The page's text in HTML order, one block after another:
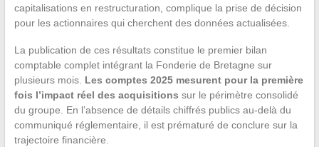
capitalisations en restructuration, complique la prise de décision
pour les actionnaires qui cherchent des données actualisées.
La publication de ces résultats constitue le premier bilan
comptable complet intégrant la Fonderie de Bretagne sur
plusieurs mois. Les comptes 2025 mesurent pour la première
fois l’impact réel des acquisitions sur le périmètre consolidé
du groupe. En l’absence de détails chiffrés publics au-delà du
communiqué réglementaire, il est prématuré de conclure sur la
trajectoire financière.